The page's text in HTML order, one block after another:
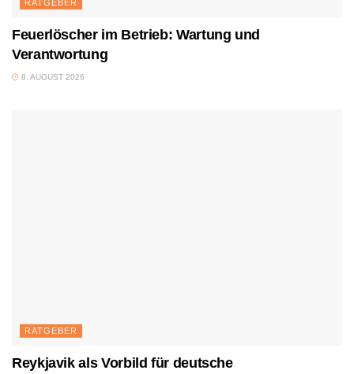
RATGEBER
Feuerlöscher im Betrieb: Wartung und
Verantwortung
8. AUGUST 2026
RATGEBER
Reykjavik als Vorbild für deutsche